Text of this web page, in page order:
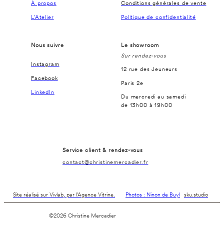
Nous suivre
Le showroom
Sur rendez-vous
12 rue des Jeuneurs
Paris 2e
Du mercredi au samedi
de 13h00 à 19h00
Instagram
Facebook
À propos Conditions générales de vente
LinkedIn
L'Atelier Politique de confidentialité
Service client & rendez-vous
contact@christinemercadier.fr
©2026 Christine Mercadier
Site réalisé sur Vivlab, par l'Agence Vitrine. sku.studio
Photos : Ninon de Buyl